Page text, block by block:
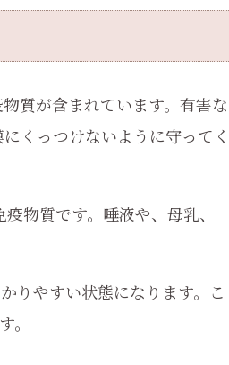
質が含まれています。有害な
くっつけないように守ってく
物質です。唾液や、母乳、
りやすい状態になります。こ